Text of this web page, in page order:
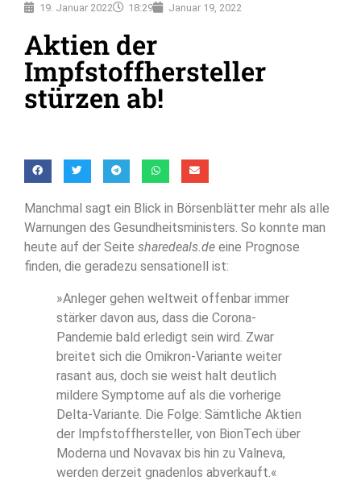
19. Januar 2022 18:29 Januar 19, 2022
Aktien der
Impfstoffhersteller
stürzen ab!
Manchmal sagt ein Blick in Börsenblätter mehr als alle
Warnungen des Gesundheitsministers. So konnte man
heute auf der Seite sharedeals.de eine Prognose
finden, die geradezu sensationell ist:
»Anleger gehen weltweit offenbar immer
stärker davon aus, dass die Corona-
Pandemie bald erledigt sein wird. Zwar
breitet sich die Omikron-Variante weiter
rasant aus, doch sie weist halt deutlich
mildere Symptome auf als die vorherige
Delta-Variante. Die Folge: Sämtliche Aktien
der Impfstoffhersteller, von BionTech über
Moderna und Novavax bis hin zu Valneva,
werden derzeit gnadenlos abverkauft.«